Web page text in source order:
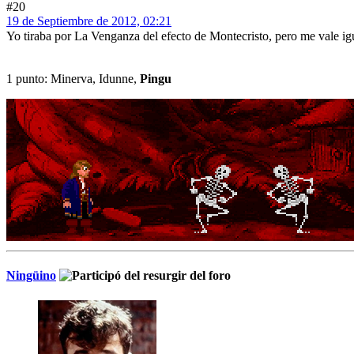
#20
19 de Septiembre de 2012, 02:21
Yo tiraba por La Venganza del efecto de Montecristo, pero me vale
1 punto: Minerva, Idunne, Pingu
Ningüino